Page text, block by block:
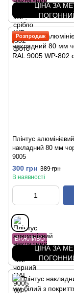
ЦІНА ЗА
Розпродаж
Плінтус алюмінієвий
накладний 80 мм
9005
300 грн 389 грн
В наявності
ВАЖЛИВО
ЦІНА ЗА